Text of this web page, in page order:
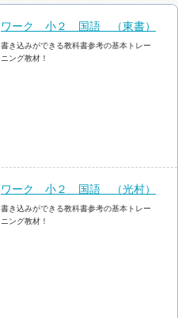
ワーク 小２ 国語 （東書）
書き込みができる教科書参考の基本トレー
ニング教材！
ワーク 小２ 国語 （光村）
書き込みができる教科書参考の基本トレー
ニング教材！